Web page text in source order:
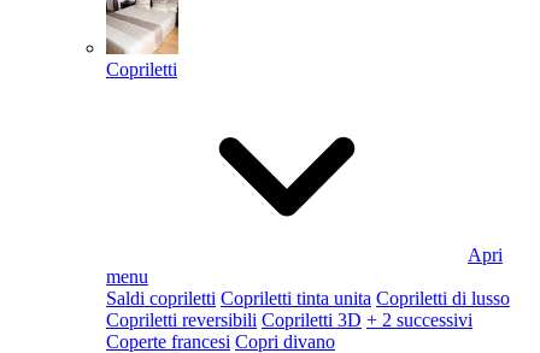
Copriletti
Apri
menu
Saldi copriletti Copriletti tinta unita Copriletti di lusso
Copriletti reversibili Copriletti 3D + 2 successivi
Coperte francesi Copri divano